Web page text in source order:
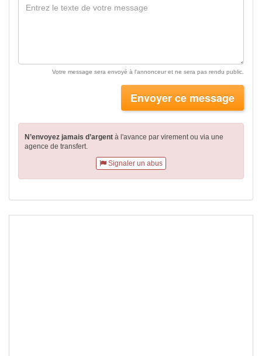
Votre message sera envoyé à l'annonceur et ne sera pas rendu public.
Envoyer ce message
N’envoyez jamais d’argent à l'avance par virementou via une
agence de transfert.
Signaler un abus